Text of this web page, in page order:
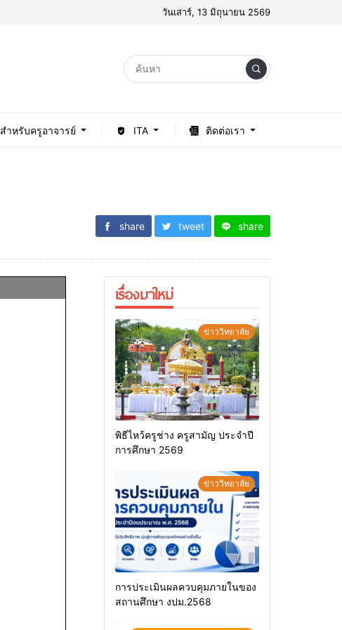
วันเสาร์, 13 มิถุนายน 2569
สำหรับครูอาจารย์ ITA ติดต่อเรา
share tweet share
เรื่องมาใหม่
ข่าววิทยาลัย
พิธีไหว้ครูช่าง ครูสามัญ ประจำปี
การศึกษา 2569
ข่าววิทยาลัย
การประเมินผลควบคุมภายในของ
สถานศึกษา งปม.2568